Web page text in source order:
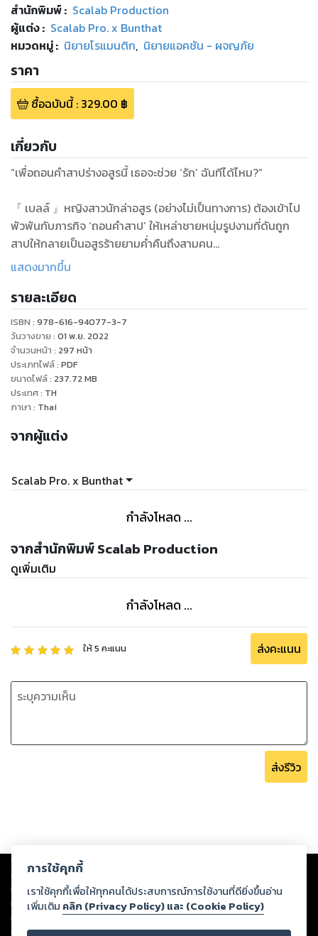
สำนักพิมพ์: Scalab Production
ผู้แต่ง : Scalab Pro. x Bunthat
หมวดหมู่: นิยายโรแมนติก, นิยายแอคชัน - ผจญภัย
ราคา
ซื้อฉบับนี้: 329.00 ฿
เกี่ยวกับ
“เพื่อถอนคำสาปร่างอสูรนี้ เธอจะช่วย ‘รัก’ ฉันทีได้ไหม?”
『 เบลล์ 』หญิงสาวนักล่าอสูร (อย่างไม่เป็นทางการ) ต้องเข้าไป
พัวพันกับภารกิจ ‘ถอนคำสาป’ ให้เหล่าชายหนุ่มรูปงามที่ดันถูก
สาปให้กลายเป็นอสูรร้ายยามค่ำคืนถึงสามคน
อสูรมากซะจนดื้อไม่อยากคืนร่าง『 ชาร์ลส์ คิง 』นายทหารมาด
เข้ม เถรตรง แต่ก็อ่อนโยนปนร้อนแรงเกินทนไหว และ『 อลัน แอง
เกลเบิร์ต 』บาทหลวงฝึกหัดจอมปล่อยมุกแป้กที่ดูเจ้าชู้ซะจน
ท้าทายอำนาจพระเจ้า
ทางเดียวที่จะแก้ไขคำสาปนี้ได้คือเธอต้องมอบหัวใจให้พวกเขา
เท่านั้น
เป็นชิ้นๆ
จะเกิดก่อนกันเสียล่ะนี่?
แสดงมากขึ้น
รายละเอียด
ISBN : 978-616-94077-3-7
วันวางขาย : 01 พ.ย. 2022
จำนวนหน้า : 297 หน้า
ประเภทไฟล์: PDF
ขนาดไฟล์: 237.72 MB
ประเทศ: TH
ภาษา : Thai
จากผู้แต่ง
Scalab Pro. x Bunthat
กำลังโหลด ...
จากสำนักพิมพ์ Scalab Production
ดูเพิ่มเติม
กำลังโหลด ...
ให้5 คะแนน ส่งคะแนน
ส่งรีวิว
Copyright © 2026
ต่อผลงานหรือเนื้อหาใดที่อัปโหลดผ่านเว็บไซต์และปรากฏว่าละเมิดสิทธิใน
ทรัพย์สินทางปัญญาของบุคคลอื่นหรือขัดต่อกฎหมายและศีลธรรม ดังนั้น ผู้อ่าน
ทุกท่านโปรดใช้วิจารณญาณในการกลั่นกรองด้วยตนเอง และหากท่านพบว่าส่วน
หนึ่งส่วนใดขัดต่อกฎหมายและศีลธรรม กรุณาแจ้งมายังบริษัท เพื่อทีมงานจะได้
ดำเนินการในทันที ทั้งนี้ ทางสตอรี่ล็อกขอสงวนลิขสิทธิ์ตามพระราชบัญญัติ
การใช้คุกกี้
เราใช้คุกกี้เพื่อให้ทุกคนได้ประสบการณ์การใช้งานที่ดียิ่งขึ้นอ่าน
เพิ่มเติม คลิก (Privacy Policy) และ (Cookie Policy)